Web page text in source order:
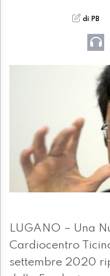
di PB
LUGANO – Una
Cardiocentro
settembre 2020